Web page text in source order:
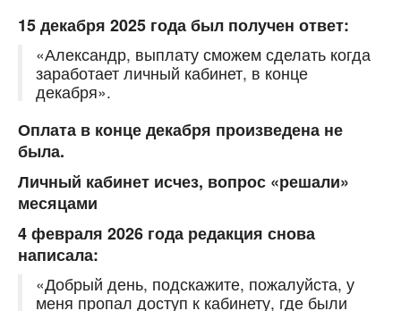
15 декабря 2025 года был получен ответ:
«Александр, выплату сможем сделать когда
заработает личный кабинет, в конце
декабря».
Оплата в конце декабря произведена не
была.
Личный кабинет исчез, вопрос «решали»
месяцами
4 февраля 2026 года редакция снова
написала:
«Добрый день, подскажите, пожалуйста, у
меня пропал доступ к кабинету, где были